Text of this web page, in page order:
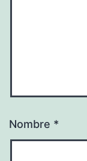
Nombre *